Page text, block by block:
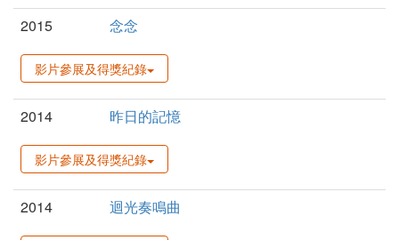
2015 念念
影片參展及得獎紀錄
2014 昨日的記憶
影片參展及得獎紀錄
2014 迴光奏鳴曲